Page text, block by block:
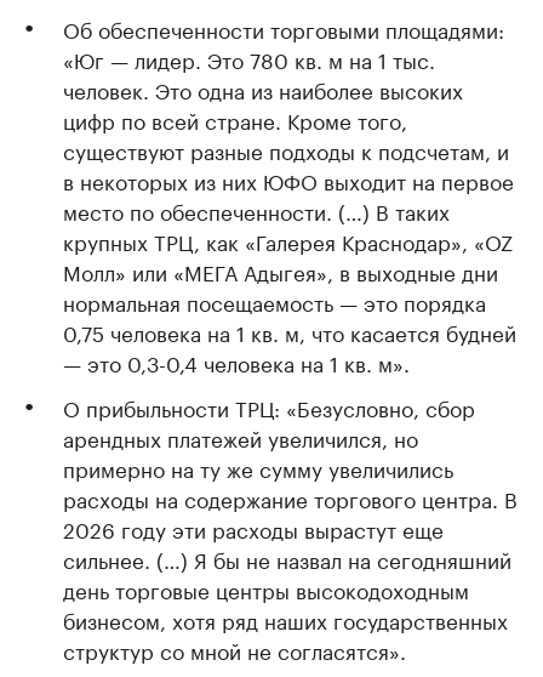
Об обеспеченности торговыми площадями:
«Юг — лидер. Это 780 кв. м на 1 тыс.
человек. Это одна из наиболее высоких
цифр по всей стране. Кроме того,
существуют разные подходы к подсчетам, и
в некоторых из них ЮФО выходит на первое
место по обеспеченности. (…) В таких
крупных ТРЦ, как «Галерея Краснодар», «OZ
Молл» или «МЕГА Адыгея», в выходные дни
нормальная посещаемость — это порядка
0,75 человека на 1 кв. м, что касается будней
— это 0,3-0,4 человека на 1 кв. м».
О прибыльности ТРЦ: «Безусловно, сбор
арендных платежей увеличился, но
примерно на ту же сумму увеличились
расходы на содержание торгового центра. В
2026 году эти расходы вырастут еще
сильнее. (…) Я бы не назвал на сегодняшний
день торговые центры высокодоходным
бизнесом, хотя ряд наших государственных
структур со мной не согласятся».